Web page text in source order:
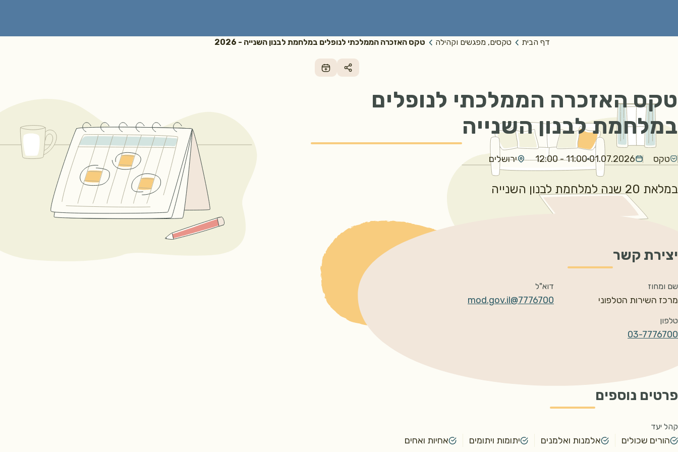
דף הבית טקסים, מפגשים וקהילה טקס האזכרה הממלכתי לנופלים במלחמת לבנון השנייה - 2026
טקס האזכרה הממלכתי לנופלים
במלחמת לבנון השנייה
טקס 01.07.2026
11:00 - 12:00 ירושלים
במלאת 20 שנה למלחמת לבנון השנייה
יצירת קשר
שם ומחוז
מרכז השירות הטלפוני
דוא"ל
7776700@mod.gov.il
טלפון
03-7776700
פרטים נוספים
קהל יעד
הורים שכולים אלמנות ואלמנים יתומות ויתומים אחיות ואחים